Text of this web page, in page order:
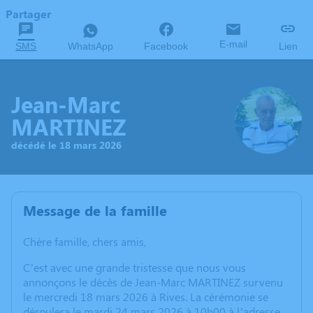
Partager
SMS WhatsApp Facebook E-mail Lien
Jean-Marc
MARTINEZ
décédé le 18 mars 2026
Message de la famille
Chère famille, chers amis,
C’est avec une grande tristesse que nous vous
annonçons le décès de Jean-Marc MARTINEZ survenu
le mercredi 18 mars 2026 à Rives. La cérémonie se